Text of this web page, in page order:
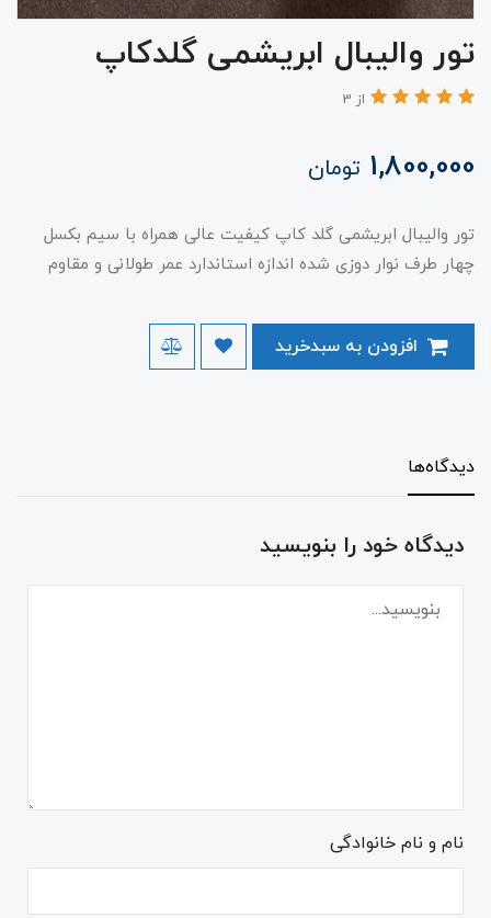
تور واليبال ابریشمی گلدکاپ
از 3
1,800,000 تومان
تور واليبال ابریشمی گلد کاپ کیفیت عالی همراه با سیم بکسل
چهار طرف نوار دوزی شده اندازه استاندارد عمر طولانی و مقاوم
دیدگاه‌ها
دیدگاه خود را بنویسید
نام و نام خانوادگی